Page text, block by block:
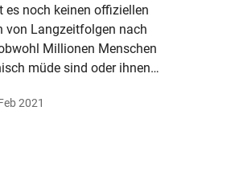
es noch keinen offiziellen
von Langzeitfolgen nach
Millionen Menschen
müde sind oder ihnen
WHO spricht vorerst von
aber auch Begriffe
2021